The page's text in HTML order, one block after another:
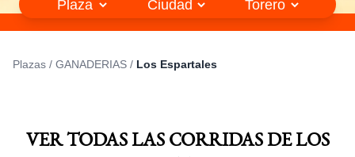
Plazas / GANADERIAS / Los Espartales
VER TODAS LAS CORRIDAS DE LOS